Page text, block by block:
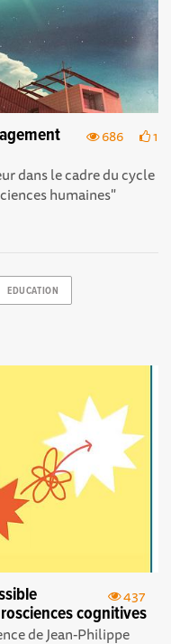
686 1
dans le cadre du cycle
humaines"
EDUCATION
437
cognitives
de Jean-Philippe